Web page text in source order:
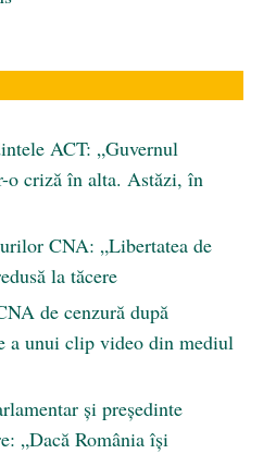
ACT: „Guvernul
o criză în alta. Astăzi, în
CNA: „Libertatea de
la tăcere
de cenzură după
a unui clip video din mediul
și președinte
„Dacă România își